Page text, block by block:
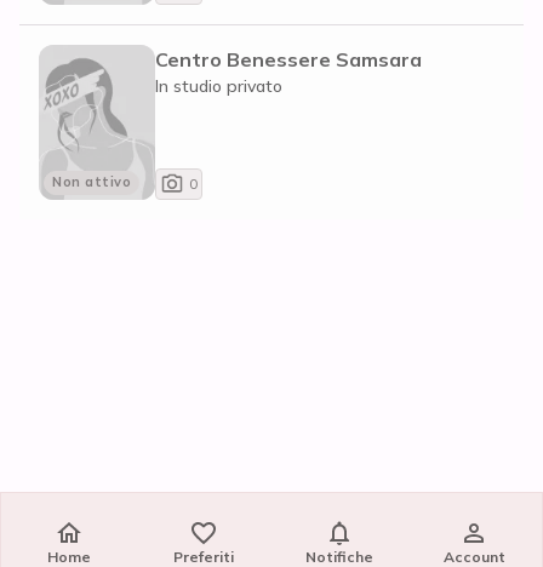
Non attivo
Centro Benessere Samsara
In studio privato
0
Home Preferiti Notifiche Account